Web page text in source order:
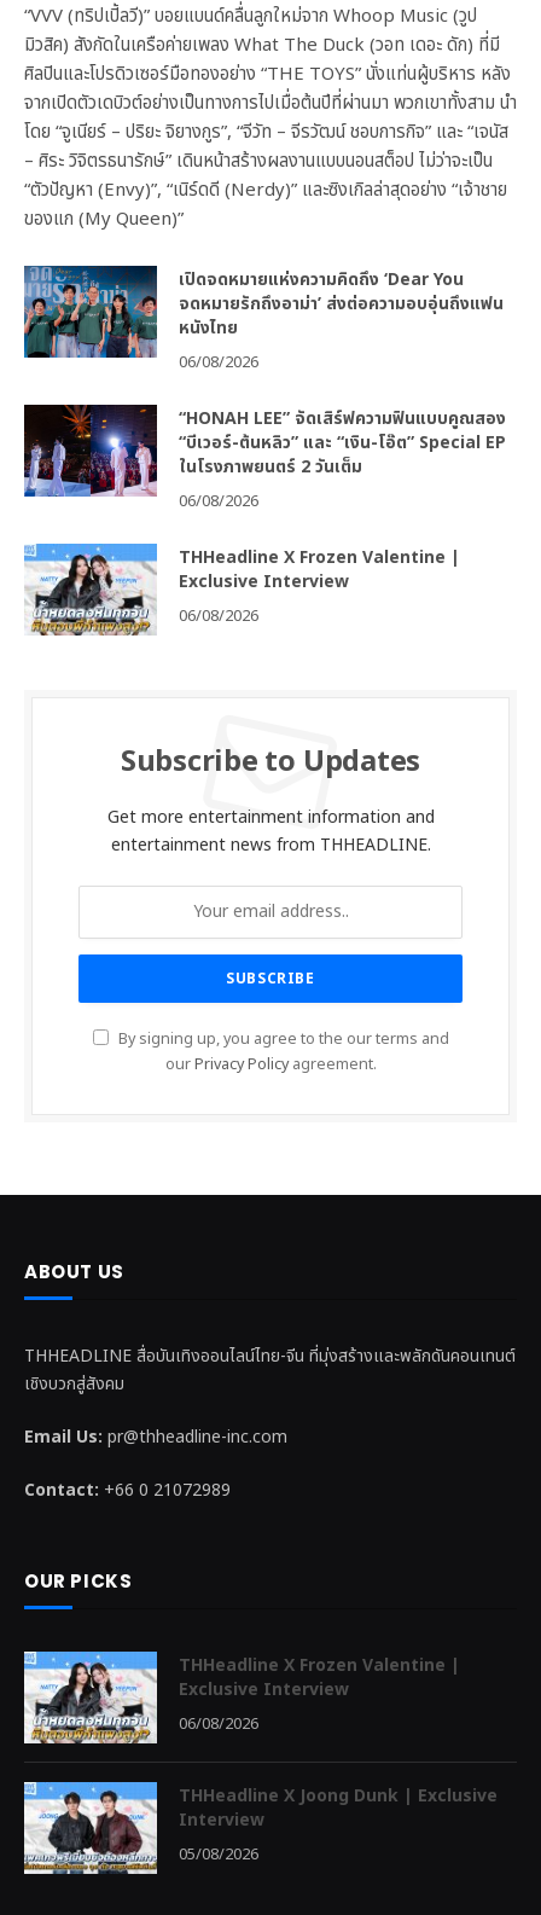
“VVV (ทริปเปิ้ลวี)” บอยแบนด์คลื่นลูกใหม่จาก Whoop Music (วูป
มิวสิค) สังกัดในเครือค่ายเพลง What The Duck (วอท เดอะ ดัก) ที่มี
ศิลปินและโปรดิวเซอร์มือทองอย่าง “THE TOYS” นั่งแท่นผู้บริหาร หลัง
จากเปิดตัวเดบิวต์อย่างเป็นทางการไปเมื่อต้นปีที่ผ่านมา พวกเขาทั้งสาม นำ
โดย “จูเนียร์ – ปริยะ จิยางกูร”, “จีวัท – จีรวัฒน์ ชอบการกิจ” และ “เจนัส
– ศิระ วิจิตรธนารักษ์” เดินหน้าสร้างผลงานแบบนอนสต็อป ไม่ว่าจะเป็น
“ตัวปัญหา (Envy)”, “เนิร์ดดี (Nerdy)” และซิงเกิลล่าสุดอย่าง “เจ้าชาย
ของแก (My Queen)”
เปิดจดหมายแห่งความคิดถึง ‘Dear You
จดหมายรักถึงอาม่า’ ส่งต่อความอบอุ่นถึงแฟน
หนังไทย
06/08/2026
“HONAH LEE” จัดเสิร์ฟความฟินแบบคูณสอง
“บีเวอร์-ต้นหลิว” และ “เงิน-โอ๊ต” Special EP
ในโรงภาพยนตร์ 2 วันเต็ม
06/08/2026
THHeadline X Frozen Valentine |
Exclusive Interview
06/08/2026
Subscribe to Updates
Get more entertainment information and
entertainment news from THHEADLINE.
By signing up, you agree to the our terms and
ourPrivacy Policyagreement.
ABOUT US
THHEADLINE สื่อบันเทิงออนไลน์ไทย-จีน ที่มุ่งสร้างและพลักดันคอนเทนต์
เชิงบวกสู่สังคม
Email Us: pr@thheadline-inc.com
Contact: +66 0 21072989
OUR PICKS
THHeadline X Frozen Valentine |
Exclusive Interview
06/08/2026
THHeadline X Joong Dunk | Exclusive
Interview
05/08/2026